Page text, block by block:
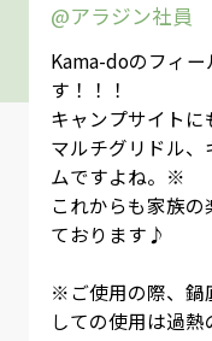
@アラジン社員
Kama-doのフィ
す！！！
キャンプサイトに
マルチグリドル
ムですよね。※
これからも家族
ております♪
※ご使用の際、鍋
しての使用は過熱